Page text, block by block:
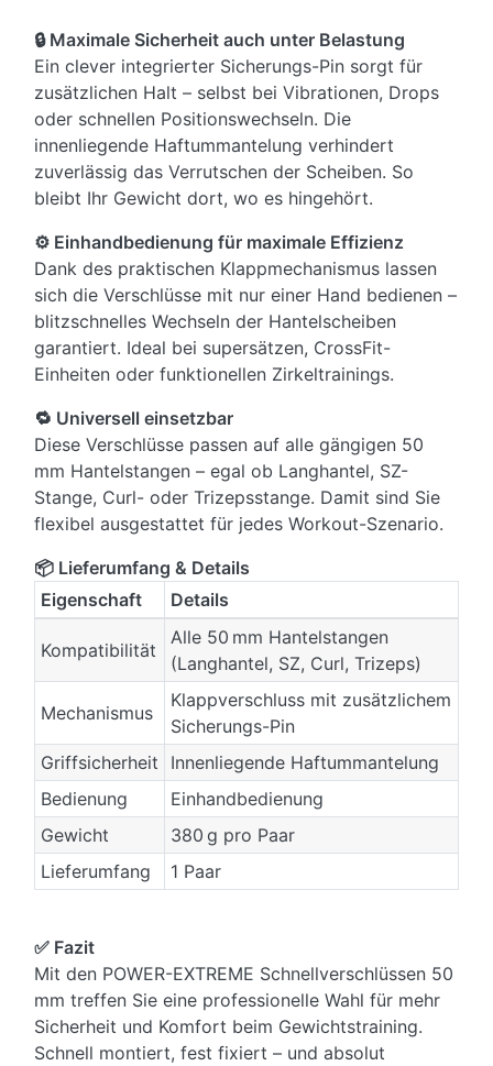
🔒 Maximale Sicherheit auch unter Belastung
Ein clever integrierter Sicherungs-Pin sorgt für
zusätzlichen Halt – selbst bei Vibrationen, Drops
oder schnellen Positionswechseln. Die
innenliegende Haftummantelung verhindert
zuverlässig das Verrutschen der Scheiben. So
bleibt Ihr Gewicht dort, wo es hingehört.
⚙️ Einhandbedienung für maximale Effizienz
Dank des praktischen Klappmechanismus lassen
sich die Verschlüsse mit nur einer Hand bedienen –
blitzschnelles Wechseln der Hantelscheiben
garantiert. Ideal bei supersätzen, CrossFit-
Einheiten oder funktionellen Zirkeltrainings.
🔁 Universell einsetzbar
Diese Verschlüsse passen auf alle gängigen 50
mm Hantelstangen – egal ob Langhantel, SZ-
Stange, Curl- oder Trizepsstange. Damit sind Sie
flexibel ausgestattet für jedes Workout-Szenario.
📦 Lieferumfang & Details
Eigenschaft
Details
Kompatibilität
Alle 50 mm Hantelstangen
(Langhantel, SZ, Curl, Trizeps)
Mechanismus
Klappverschluss mit zusätzlichem
Sicherungs-Pin
Griffsicherheit
Innenliegende Haftummantelung
Bedienung
Einhandbedienung
Gewicht
380 g pro Paar
Lieferumfang
1 Paar
✅ Fazit
Mit den POWER-EXTREME Schnellverschlüssen 50
mm treffen Sie eine professionelle Wahl für mehr
Sicherheit und Komfort beim Gewichtstraining.
Schnell montiert, fest fixiert – und absolut